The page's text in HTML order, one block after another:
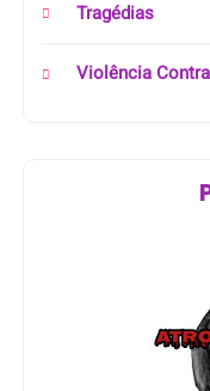
Tragédias
Violência